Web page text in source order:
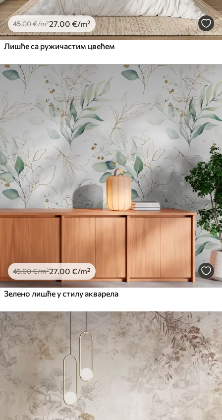
45.00€/m²27.00 €/m²
Лишће са ружичастим цвећем
45.00€/m²27.00 €/m²
Зелено лишће у стилу акварела